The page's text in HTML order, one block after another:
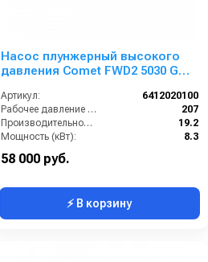
Насос плунжерный высокого
давления Comet FWD2 5030 G
Артикул:
6412020100
Рабочее давление (бар):
207
Производительность (л/мин):
19.2
Мощность (кВт):
8.3
58 000 руб.
⚡ В корзину